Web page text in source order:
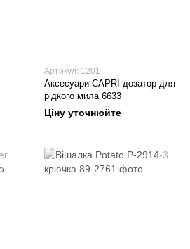
Артикул: 1201
Аксесуари CAPRI дозатор для
рідкого мила 6633
Ціну уточнюйте